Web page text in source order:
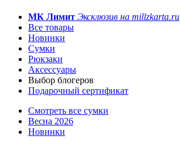
МК Лимит Эксклюзив на millzkarta.ru
Все товары
Новинки
Сумки
Рюкзаки
Аксессуары
Выбор блогеров
Подарочный сертификат
Смотреть все сумки
Весна 2026
Новинки